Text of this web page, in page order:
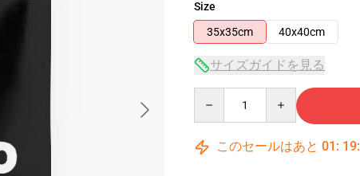
Size
35x35cm
40x40cm
サイズガイドを見る
このセールはあと 01 : 19: